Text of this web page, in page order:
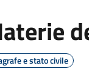
e stato civile